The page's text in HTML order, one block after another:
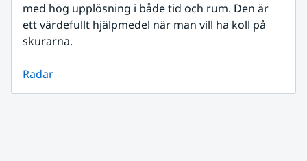
med hög upplösning i både tid och rum. Den är
ett värdefullt hjälpmedel när man vill ha koll på
skurarna.
Radar